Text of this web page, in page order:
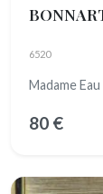
6520
Madame
80 €